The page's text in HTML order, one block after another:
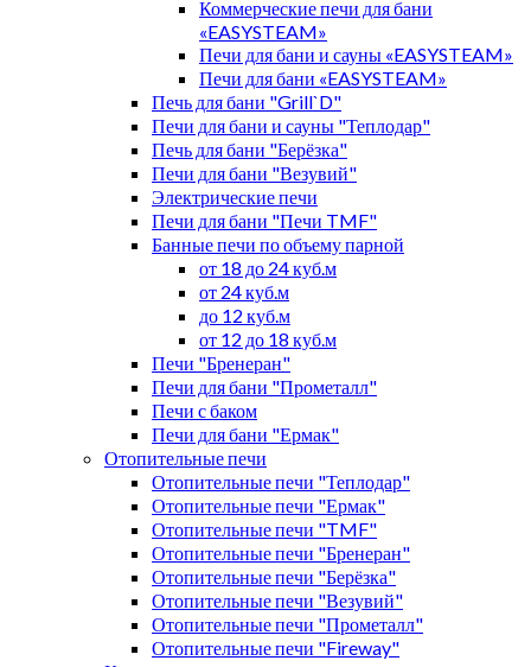
Коммерческие печи для бани
«EASYSTEAM»
Печи для бани и сауны «EASYSTEAM»
Печи для бани «EASYSTEAM»
Печь для бани "Grill`D"
Печи для бани и сауны "Теплодар"
Печь для бани "Берёзка"
Печи для бани "Везувий"
Электрические печи
Печи для бани "Печи TMF"
Банные печи по объему парной
от 18 до 24 куб.м
от 24 куб.м
до 12 куб.м
от 12 до 18 куб.м
Печи "Бренеран"
Печи для бани "Прометалл"
Печи с баком
Печи для бани "Ермак"
Отопительные печи
Отопительные печи "Теплодар"
Отопительные печи "Ермак"
Отопительные печи "TMF"
Отопительные печи "Бренеран"
Отопительные печи "Берёзка"
Отопительные печи "Везувий"
Отопительные печи "Прометалл"
Отопительные печи "Fireway"